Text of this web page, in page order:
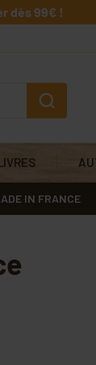
dès 99€ !
IN FRANCE